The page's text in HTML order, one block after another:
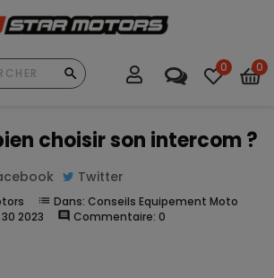
0 0
choisir son intercom ?
Twitter
list Dans: Conseils Equipement Moto
30 2023 comment Commentaire: 0